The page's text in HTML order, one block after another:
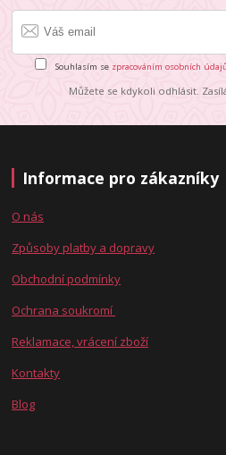
Souhlasím se zpracováním osobních údajů
Můžete se kdykoli odhlásit.
Informace pro zákazníky
O nás
Způsoby platby a dopravy
Obchodní podmínky
Ochrana soukromí
Reklamace, vrácení zboží
Kontakty
Blog